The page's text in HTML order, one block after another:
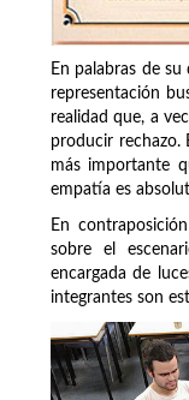
En palabras de
representación
realidad que, a
producir rechazo.
más importante
empatía es
En
sobre el
encargada de
integrantes son